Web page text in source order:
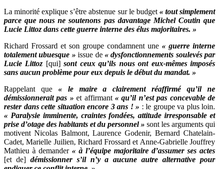
La minorité explique s’être abstenue sur le budget « tout simplement
parce que nous ne soutenons pas davantage Michel Coutin que
Lucie Littoz dans cette guerre interne des élus majoritaires. »
Richard Frossard et son groupe condamnent une « guerre interne
totalement ubuesque »issue de « dysfonctionnements soulevés par
Lucie Littoz [qui]sont ceux qu’ils nous ont eux-mêmes imposés
sans aucun problème pour eux depuis le début du mandat. »
Rappelant que « le maire a clairement réaffirmé qu’il ne
démissionnerait pas » et affirmant« qu’il n’est pas concevable de
rester dans cette situation encore 3 ans ! » : le groupe va plus loin.
« Paralysie imminente, craintes fondées, attitude irresponsable et
prise d’otage des habitants et du personnel » sont les arguments qui
motivent Nicolas Balmont, Laurence Godenir, Bernard Chatelain-
Cadet, Marielle Juilien, Richard Frossard et Anne-Gabrielle Jouffrey
Mathieu à demander « à l’équipe majoritaire d’assumer ses actes
[et de] démissionner s’il n’y a aucune autre alternative pour